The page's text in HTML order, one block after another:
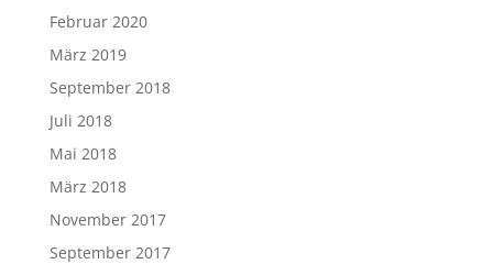
Februar 2020
März 2019
September 2018
Juli 2018
Mai 2018
März 2018
November 2017
September 2017